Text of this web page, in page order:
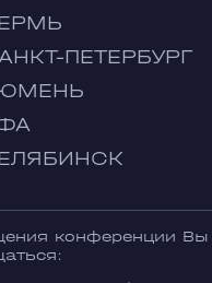
ПЕТЕРБУРГ
конференции Вы